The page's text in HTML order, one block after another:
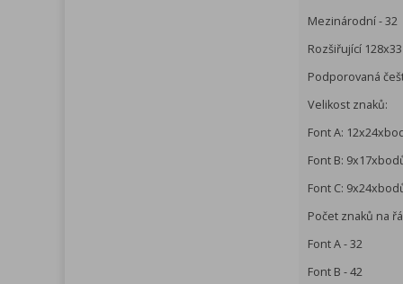
Mezinárodní - 32
Rozšiřující
Podporovaná
Velikost znaků:
Font A:
Font B:
Font C:
Počet znaků na
Font A - 32
Font B - 42